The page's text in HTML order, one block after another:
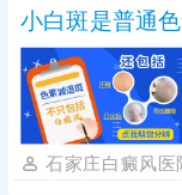
小白斑是普通
石家庄白癜风医